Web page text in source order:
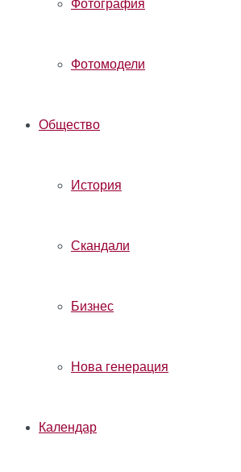
Фотография
Фотомодели
Общество
История
Скандали
Бизнес
Нова генерация
Календар